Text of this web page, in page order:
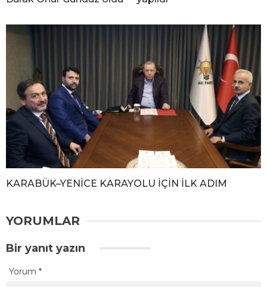
KARABÜK–YENİCE KARAYOLU İÇİN İLK ADIM
YORUMLAR
Bir yanıt yazın
Yorum *